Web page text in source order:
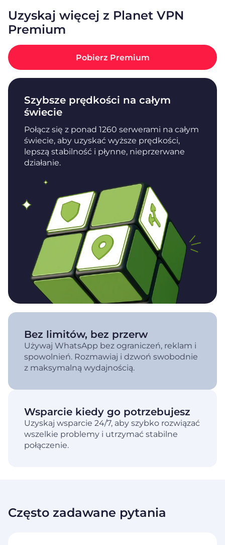
Uzyskaj więcej z Planet VPN
Premium
Pobierz Premium
Szybsze prędkości na całym
świecie
Połącz się z ponad 1260 serwerami na całym
świecie, aby uzyskać wyższe prędkości,
lepszą stabilność i płynne, nieprzerwane
działanie.
Bez limitów, bez przerw
Używaj WhatsApp bez ograniczeń, reklam i
spowolnień. Rozmawiaj i dzwoń swobodnie
z maksymalną wydajnością.
Wsparcie kiedy go potrzebujesz
Uzyskaj wsparcie 24/7, aby szybko rozwiązać
wszelkie problemy i utrzymać stabilne
połączenie.
Często zadawane pytania